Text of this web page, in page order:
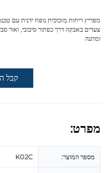
מפריץ ריחות מזכוכית נופח ידנית עם
צעדים באבקה דרך כפתור סיבובי, ואור
ומתנה
קבל
מפרט:
מספר המוצר: K02C